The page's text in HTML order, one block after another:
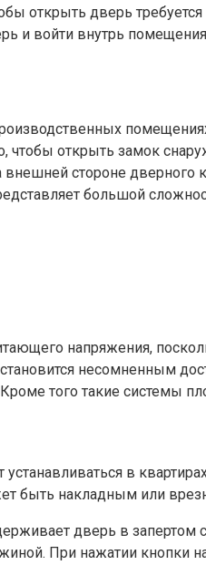
открыть дверь требуется
и войти внутрь
чтобы открыть замок
стороне дверного
большой
напряжения,
несомненным
того такие системы
в
быть накладным или
дверь в запертом
При нажатии кнопки